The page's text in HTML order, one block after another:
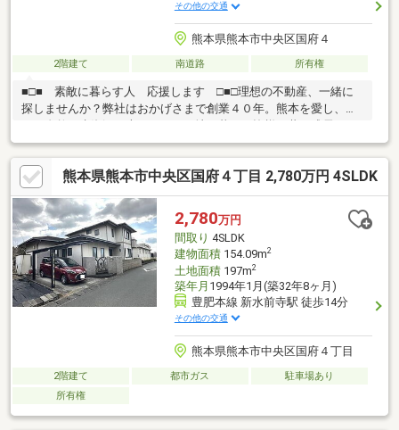
その他の交通
熊本県熊本市中央区国府４
2階建て 南道路 所有権
■□■ 素敵に暮らす人 応援します □■□理想の不動産、一緒に
探しませんか？弊社はおかげさまで創業４０年。熊本を愛し、豊
いきたい。そんな思いを胸に日々努めております。物件購入から
資金計画、住宅ローン手続きなどワンストップでサポート致しま
す。お客様が抱えるお悩みや相談事など、まずはお気軽にお問い
合わせ下さい。お問い合わせダイヤル ：096-375-5588
熊本県熊本市中央区国府４丁目 2,780万円 4SLDK
2,780万円
間取り 4SLDK
建物面積154.09m2
土地面積197m2
築年月 1994年1月(築32年8ヶ月)
豊肥本線 新水前寺駅 徒歩14分
その他の交通
熊本県熊本市中央区国府４丁目
2階建て 都市ガス
駐車場あり
所有権